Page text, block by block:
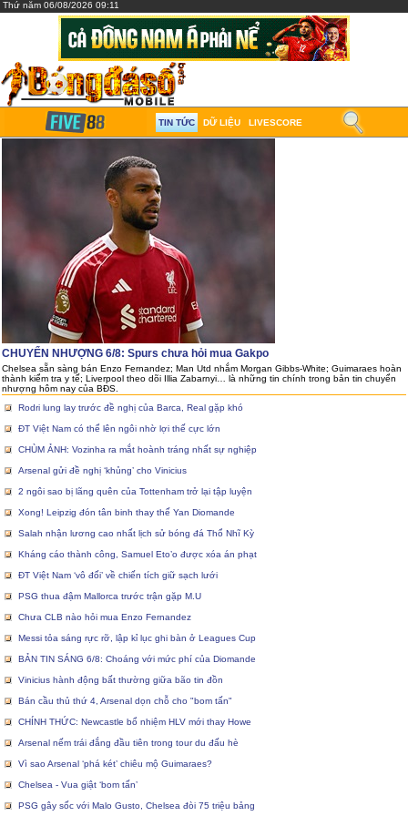
Thứ năm 06/08/2026 09:11
TIN TỨC DỮ LIỆU LIVESCORE
CHUYỂN NHƯỢNG 6/8: Spurs chưa hỏi mua Gakpo
Chelsea sẵn sàng bán Enzo Fernandez; Man Utd nhắm Morgan Gibbs-White; Guimaraes hoàn
thành kiểm tra y tế; Liverpool theo dõi Illia Zabarnyi… là những tin chính trong bản tin chuyển
nhượng hôm nay của BĐS.
Rodri lung lay trước đề nghị của Barca, Real gặp khó
ĐT Việt Nam có thể lên ngôi nhờ lợi thế cực lớn
CHÙM ẢNH: Vozinha ra mắt hoành tráng nhất sự nghiệp
Arsenal gửi đề nghị ‘khủng’ cho Vinicius
2 ngôi sao bị lãng quên của Tottenham trở lại tập luyện
Xong! Leipzig đón tân binh thay thế Yan Diomande
Salah nhận lương cao nhất lịch sử bóng đá Thổ Nhĩ Kỳ
Kháng cáo thành công, Samuel Eto’o được xóa án phạt
ĐT Việt Nam ‘vô đối’ về chiến tích giữ sạch lưới
PSG thua đậm Mallorca trước trận gặp M.U
Chưa CLB nào hỏi mua Enzo Fernandez
Messi tỏa sáng rực rỡ, lập kỉ lục ghi bàn ở Leagues Cup
BẢN TIN SÁNG 6/8: Choáng với mức phí của Diomande
Vinicius hành động bất thường giữa bão tin đồn
Bán cầu thủ thứ 4, Arsenal dọn chỗ cho "bom tấn"
CHÍNH THỨC: Newcastle bổ nhiệm HLV mới thay Howe
Arsenal nếm trái đắng đầu tiên trong tour du đấu hè
Vì sao Arsenal ‘phá két’ chiêu mộ Guimaraes?
Chelsea - Vua giật ‘bom tấn’
PSG gây sốc với Malo Gusto, Chelsea đòi 75 triệu bảng